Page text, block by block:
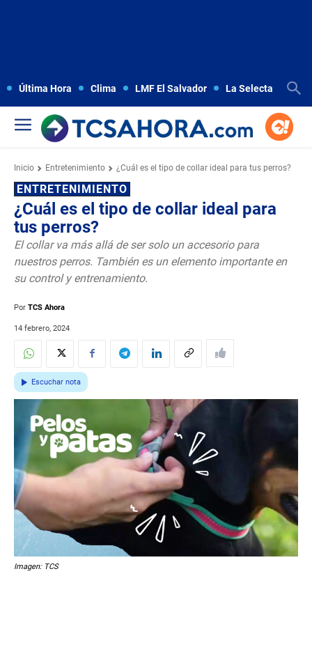
Última Hora Clima LMF El Salvador La Selecta
Inicio Entretenimiento ¿Cuál es el tipo de collar ideal para tus perros?
ENTRETENIMIENTO
¿Cuál es el tipo de collar ideal para
tus perros?
El collar va más allá de ser solo un accesorio para
nuestros perros. También es un elemento importante en
su control y entrenamiento.
Por TCS Ahora
14 febrero, 2024
Escuchar nota
Imagen: TCS